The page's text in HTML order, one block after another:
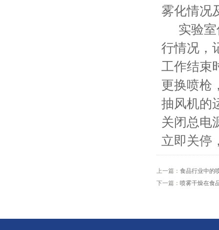
雾化情况
实验室
行情况，
工作结束
更换喷枪
抽风机的
关闭总电
立即关停
上一篇： 食品行业中的
下一篇： 喷雾干燥在食